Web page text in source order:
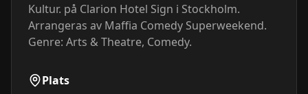
Kultur. på Clarion Hotel Sign i Stockholm.
Arrangeras av Maffia Comedy Superweekend.
Genre: Arts & Theatre, Comedy.
Plats